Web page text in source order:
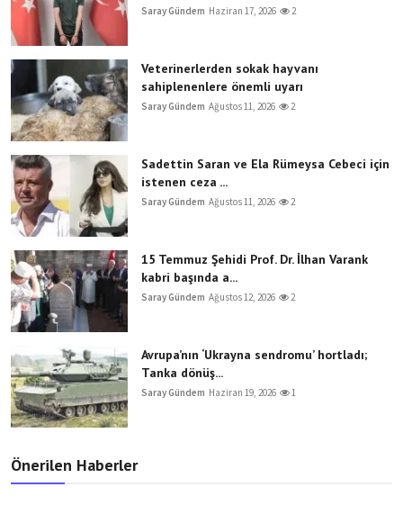
Saray Gündem Haziran 17, 2026 2
Veterinerlerden sokak hayvanı
sahiplenenlere önemli uyarı
Saray Gündem Ağustos 11, 2026 2
Sadettin Saran ve Ela Rümeysa Cebeci için
istenen ceza ...
Saray Gündem Ağustos 11, 2026 2
15 Temmuz Şehidi Prof. Dr. İlhan Varank
kabri başında a...
Saray Gündem Ağustos 12, 2026 2
Avrupa’nın ‘Ukrayna sendromu’ hortladı;
Tanka dönüş...
Saray Gündem Haziran 19, 2026 1
Önerilen Haberler